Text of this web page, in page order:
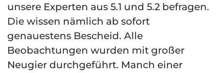
unsere Experten aus 5.1 und 5.2 befragen.
Die wissen nämlich ab sofort
genauestens Bescheid. Alle
Beobachtungen wurden mit großer
Neugier durchgeführt. Manch einer